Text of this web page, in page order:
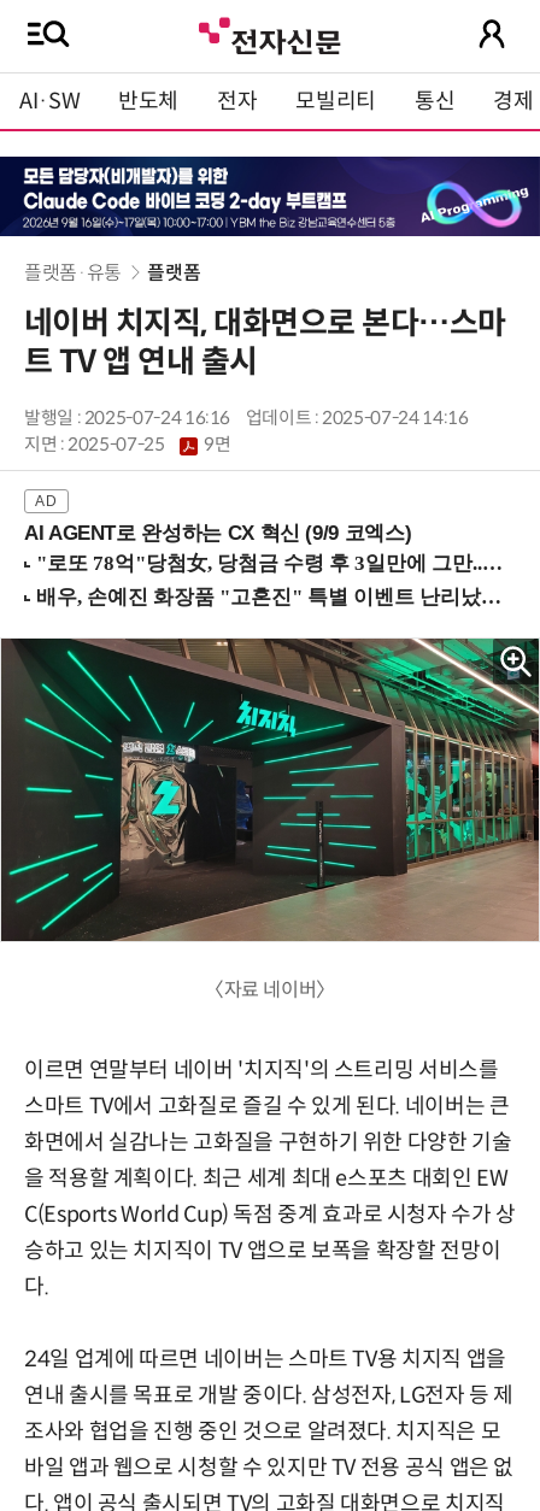
AI·SW 반도체 전자 모빌리티 통신 경제
플랫폼·유통 플랫폼
네이버 치지직, 대화면으로 본다…스마
트 TV 앱 연내 출시
발행일 : 2025-07-24 16:16
업데이트 : 2025-07-24 14:16
지면 :2025-07-25 9면
AI AGENT로 완성하는 CX 혁신 (9/9 코엑스)
〈자료 네이버〉
이르면 연말부터 네이버 '치지직'의 스트리밍 서비스를
스마트 TV에서 고화질로 즐길 수 있게 된다. 네이버는 큰
화면에서 실감나는 고화질을 구현하기 위한 다양한 기술
을 적용할 계획이다. 최근 세계 최대 e스포츠 대회인 EW
C(Esports World Cup) 독점 중계 효과로 시청자 수가 상
승하고 있는 치지직이 TV 앱으로 보폭을 확장할 전망이
다.
24일 업계에 따르면 네이버는 스마트 TV용 치지직 앱을
연내 출시를 목표로 개발 중이다. 삼성전자, LG전자 등 제
조사와 협업을 진행 중인 것으로 알려졌다. 치지직은 모
바일 앱과 웹으로 시청할 수 있지만 TV 전용 공식 앱은 없
다. 앱이 공식 출시되면 TV의 고화질 대화면으로 치지직